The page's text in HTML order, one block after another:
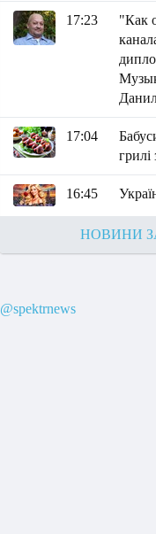
17:23
"Как
17:04
16:45
НОВИНИ
@spektrnews